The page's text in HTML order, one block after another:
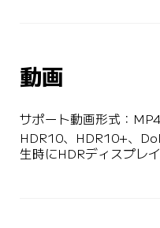
動画
サポート動画形式：
HDR10、HDR10+、
生時にHDRディスプレ